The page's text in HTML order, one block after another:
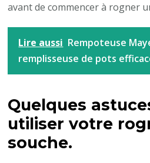
avant de commencer à rogner
Lire aussi Rempoteuse
remplisseuse de pots
Quelques
utiliser votre
souche.